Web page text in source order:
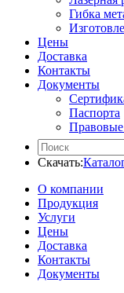
Гибка
Цены
Доставка
Контакты
Документы
Паспорта
Скачать:
О компании
Продукция
Услуги
Цены
Доставка
Контакты
Документы